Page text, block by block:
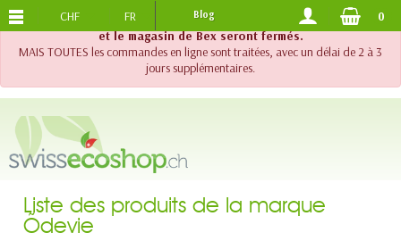
!! Important !! Jusqu'au 20 août 2026, le support téléphonique
et le magasin de Bex seront fermés.
MAIS TOUTES les commandes en ligne sont traitées, avec un délai de 2 à 3
jours supplémentaires.
PORTS OFFERTS DES 120.-
CHF FR Blog 0
Liste des produits de la marque
Õdevie